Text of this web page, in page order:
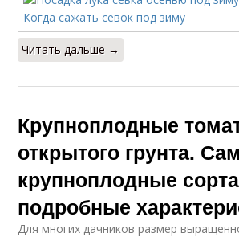
Читать дальше →
Крупноплодные
открытого грунта.
крупноплодные
подробные
Для многих дачников размер